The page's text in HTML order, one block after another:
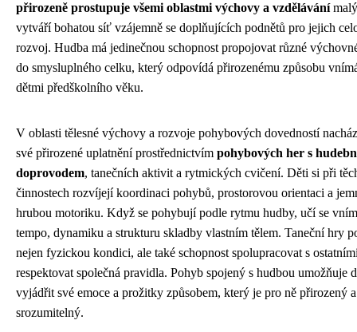
přirozeně prostupuje všemi oblastmi výchovy a vzdělávání
vytváří bohatou síť vzájemně se doplňujících podnětů pro jejich
rozvoj. Hudba má jedinečnou schopnost propojovat různé
do smysluplného celku, který odpovídá přirozenému způsobu
dětmi předškolního věku.
V oblasti tělesné výchovy a rozvoje pohybových dovedností
své přirozené uplatnění prostřednictvím pohybových her s
doprovodem, tanečních aktivit a rytmických cvičení. Děti si při
činnostech rozvíjejí koordinaci pohybů, prostorovou orientaci a
hrubou motoriku. Když se pohybují podle rytmu hudby, učí se
tempo, dynamiku a strukturu skladby vlastním tělem. Taneční hry
nejen fyzickou kondici, ale také schopnost spolupracovat s
respektovat společná pravidla. Pohyb spojený s hudbou umožňuje
vyjádřit své emoce a prožitky způsobem, který je pro ně přirozený a
srozumitelný.